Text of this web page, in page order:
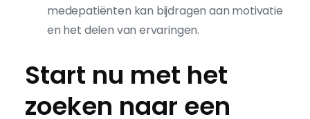
medepatiënten kan bijdragen aan motivatie
en het delen van ervaringen.
Start nu met het
zoeken naar een